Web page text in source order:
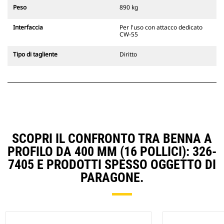
gli escavatori gommati. Sono
larghezze per scavo di fossati.
sistema di attacco dedicato CW
includono un sistema di
cingolati e gommati.
Peso 890 kg
Interfaccia
Per l'uso con attacco dedicato
CW-55
Tipo di tagliente Diritto
SCOPRI IL CONFRONTO TRA BENNA A
PROFILO DA 400 MM (16 POLLICI): 326-
7405 E PRODOTTI SPESSO OGGETTO DI
PARAGONE.